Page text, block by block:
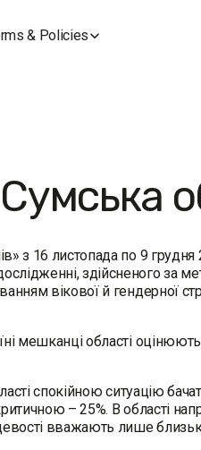
& Policies
з 16 листопада по 9
здійсненого за
вікової й гендерної
мешканці області
спокійною ситуацію
– 25%. В області
вважають лише